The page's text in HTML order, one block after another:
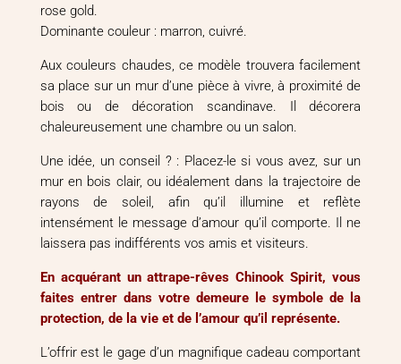
rose gold.
Dominante couleur : marron, cuivré.
Aux couleurs chaudes, ce modèle trouvera facilement
sa place sur un mur d’une pièce à vivre, à proximité de
bois ou de décoration scandinave. Il décorera
chaleureusement une chambre ou un salon.
Une idée, un conseil ? : Placez-le si vous avez, sur un
mur en bois clair, ou idéalement dans la trajectoire de
rayons de soleil, afin qu’il illumine et reflète
intensément le message d’amour qu’il comporte. Il ne
laissera pas indifférents vos amis et visiteurs.
En acquérant un attrape-rêves Chinook Spirit, vous
faites entrer dans votre demeure le symbole de la
protection, de la vie et de l’amour qu’il représente.
L’offrir est le gage d’un magnifique cadeau comportant